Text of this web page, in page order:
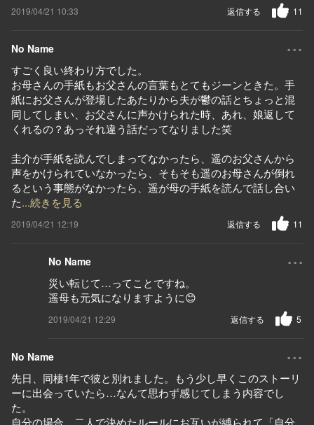
2019/04/21 10:33 11
返信する
No Name ...
すごく良い終わり方でした。
お母さんの手紙もお父さんの言葉もとてもジーンときた。手
紙にお父さんが登場したあたりから夫が鬱の話とちょっと混
同してしまい、お父さんに声かけられた時、あれ、娘返して
くれるの？あっそれ違う話だってなりました笑
圭介が手紙を読んでしまってなかったら、遥のお父さんから
声をかけられていなかったら、そもそも遥のお母さんが倒れ
るという事態がなかったら、遥が母の手紙を読んで話し合い
た...続きを見る
2019/04/21 12:19 11
返信する
No Name ...
災い転じて…ってことですね。
遥母も元気になりますように😊
2019/04/21 12:29 5
返信する
No Name ...
先日、同棲1年で彼と別れました。もう少し早くこのストーリ
ーに出会っていたら…なんて思わず感じてしまう内容でし
た。